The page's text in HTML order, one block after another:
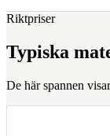
Riktpriser
Typiska
De här spannen